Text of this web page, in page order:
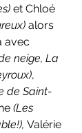
et Chloé
alors
avec
neige, La
,
de Saint-
(Les
Valérie